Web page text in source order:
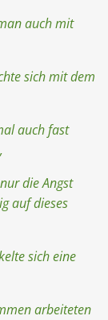
auch mit
sich mit dem
auch fast
die Angst
auf dieses
sich eine
arbeiteten